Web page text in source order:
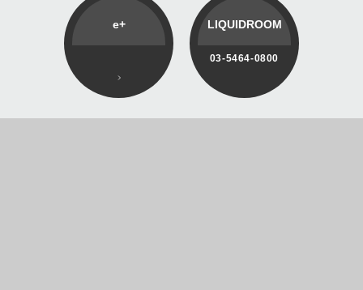
e+ LIQUIDROOM
03-5464-0800